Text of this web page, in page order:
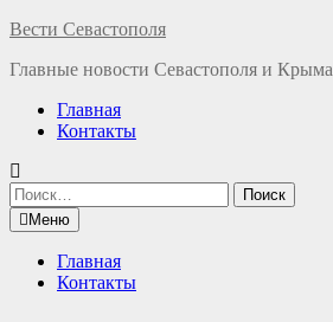
Перейти
содержимому
Вести Севастополя
Главные новости Севастополя и Крыма
Главная
Контакты
Найти:
Меню
Главная
Контакты